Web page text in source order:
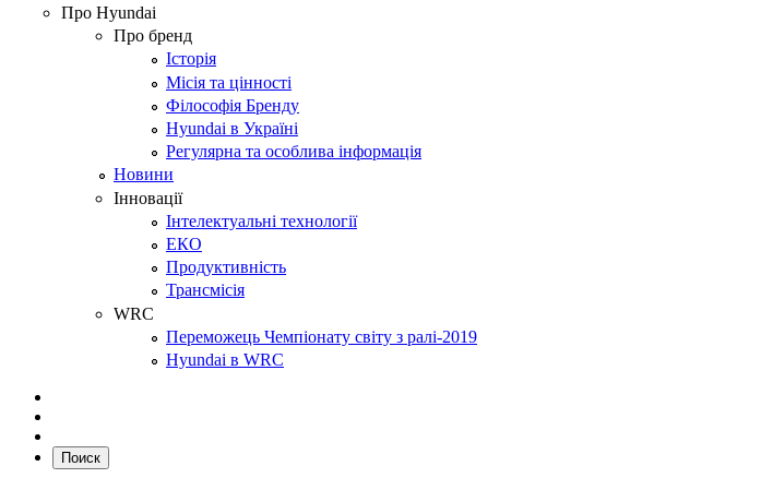
Про Hyundai
Про бренд
Історія
Місія та цінності
Філософія Бренду
Hyundai в Україні
Регулярна та особлива інформація
Новини
Інновації
Інтелектуальні технології
ЕКО
Продуктивність
Трансмісія
WRC
Переможець Чемпіонату світу з ралі-2019
Hyundai в WRC
Поиск